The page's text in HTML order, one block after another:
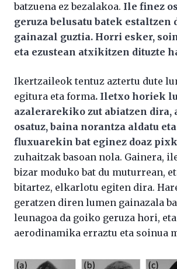
batzuena ez bezalakoa. Ile finez
geruza belusatu batek estaltzen
gainazal guztia. Horri esker,
eta ezustean atxikitzen dituzte
Ikertzaileok tentuz aztertu dute
egitura eta forma. Iletxo horiek
azalerarekiko zut abiatzen dira,
osatuz, baina norantza aldatu
fluxuarekin bat eginez doaz
zuhaitzak basoan nola. Gainera,
bizar moduko bat du muturrean,
bitartez, elkarlotu egiten dira.
geratzen diren lumen gainazala
leunagoa da goiko geruza hori,
aerodinamika erraztu eta soinua